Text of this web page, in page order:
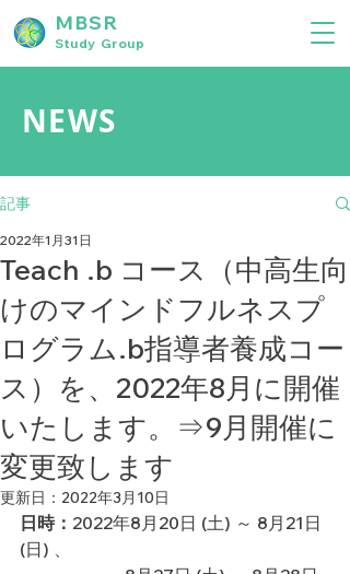
Study Group
MBSR
NEWS
記事
Teach .b コース（中高生向
けのマインドフルネスプ
ログラム.b指導者養成コー
ス）を、2022年8月に開催
いたします。⇒9月開催に
変更致します
2022年1月31日
更新日： 2022年3月10日
日時： 2022年8月20日 (土) ～ 8月21日
(日) 、